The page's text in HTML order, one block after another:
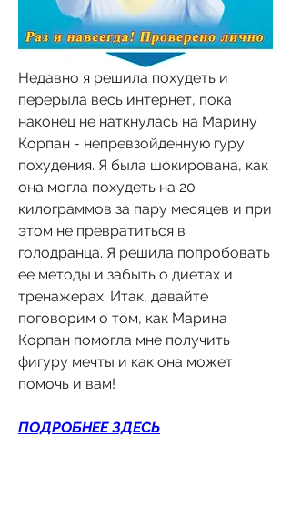
Недавно я решила похудеть и
перерыла весь интернет, пока
наконец не наткнулась на Марину
Корпан - непревзойденную гуру
похудения. Я была шокирована, как
она могла похудеть на 20
килограммов за пару месяцев и при
этом не превратиться в
голодранца. Я решила попробовать
ее методы и забыть о диетах и
тренажерах. Итак, давайте
поговорим о том, как Марина
Корпан помогла мне получить
фигуру мечты и как она может
помочь и вам!
ПОДРОБНЕЕ ЗДЕСЬ